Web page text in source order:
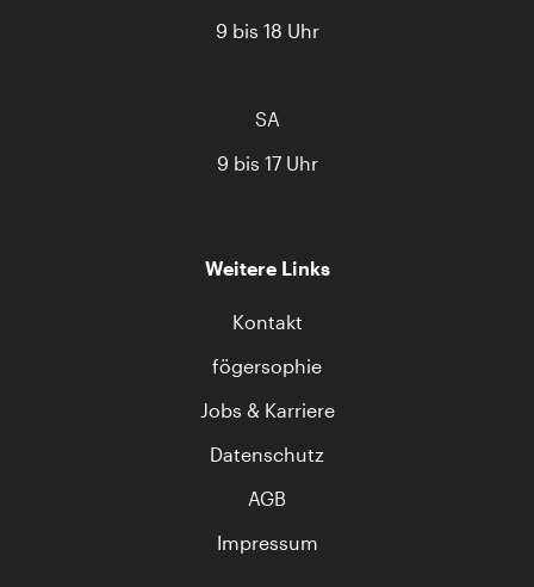
9 bis 18 Uhr
SA
9 bis 17 Uhr
Weitere Links
Kontakt
fögersophie
Jobs & Karriere
Datenschutz
AGB
Impressum